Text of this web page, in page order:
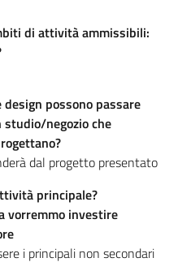
di attività ammissibili:
possono passare
negozio che
dal progetto presentato
principale?
vorremmo investire
i principali non secondari